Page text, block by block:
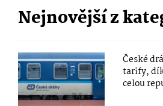
Nejnovější z
České
tarify,
celou